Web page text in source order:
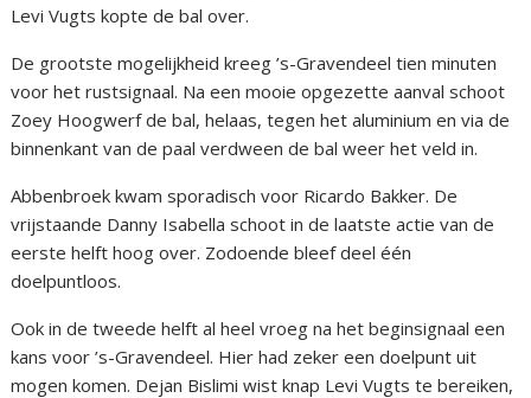
Levi Vugts kopte de bal over.
De grootste mogelijkheid kreeg ’s-Gravendeel tien minuten
voor het rustsignaal. Na een mooie opgezette aanval schoot
Zoey Hoogwerf de bal, helaas, tegen het aluminium en via de
binnenkant van de paal verdween de bal weer het veld in.
Abbenbroek kwam sporadisch voor Ricardo Bakker. De
vrijstaande Danny Isabella schoot in de laatste actie van de
eerste helft hoog over. Zodoende bleef deel één
doelpuntloos.
Ook in de tweede helft al heel vroeg na het beginsignaal een
kans voor ’s-Gravendeel. Hier had zeker een doelpunt uit
mogen komen. Dejan Bislimi wist knap Levi Vugts te bereiken,